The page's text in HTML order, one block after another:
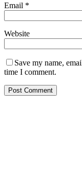
Email *
Website
Save my name,
time I comment.